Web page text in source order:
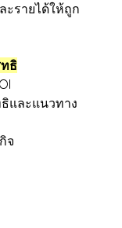
รายได้ให้ถูก
ธิ
ละแนวทาง
จ